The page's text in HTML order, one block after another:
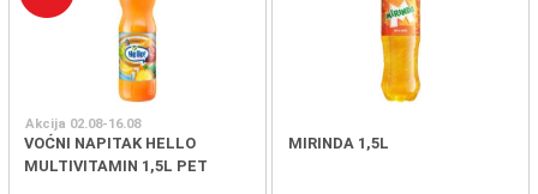
Akcija 02.08-16.08
VOĆNI NAPITAK HELLO
MULTIVITAMIN 1,5L PET
MIRINDA 1,5L